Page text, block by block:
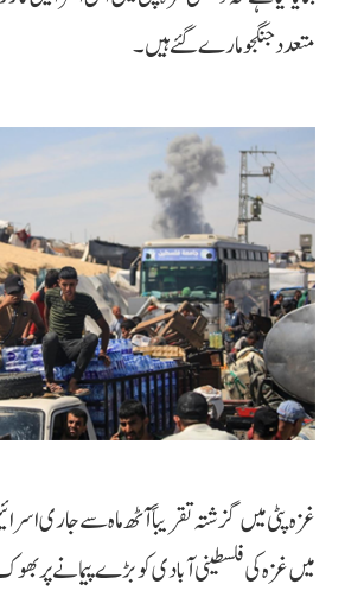
متعدد جنگجو مارے گئے ہیں۔
غزہ پٹی میں گزشتہ تقریباً آٹھ ماہ سے جاری
میں غزہ کی فلسطینی آبادی کو بڑے پیمانے پر